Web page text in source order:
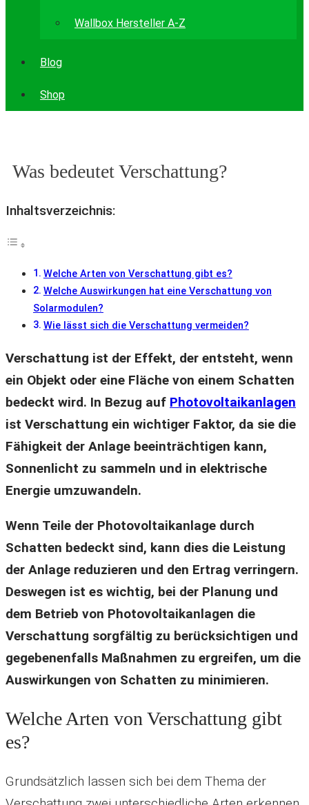
Wallbox Hersteller A-Z
Blog
Shop
Was bedeutet Verschattung?
Inhaltsverzeichnis:
Welche Arten von Verschattung gibt es?
Welche Auswirkungen hat eine Verschattung von
Solarmodulen?
Wie lässt sich die Verschattung vermeiden?
Verschattung ist der Effekt, der entsteht, wenn
ein Objekt oder eine Fläche von einem Schatten
bedeckt wird. In Bezug auf Photovoltaikanlagen
ist Verschattung ein wichtiger Faktor, da sie die
Fähigkeit der Anlage beeinträchtigen kann,
Sonnenlicht zu sammeln und in elektrische
Energie umzuwandeln.
Wenn Teile der Photovoltaikanlage durch
Schatten bedeckt sind, kann dies die Leistung
der Anlage reduzieren und den Ertrag verringern.
Deswegen ist es wichtig, bei der Planung und
dem Betrieb von Photovoltaikanlagen die
Verschattung sorgfältig zu berücksichtigen und
gegebenenfalls Maßnahmen zu ergreifen, um die
Auswirkungen von Schatten zu minimieren.
Welche Arten von Verschattung gibt
es?
Grundsätzlich lassen sich bei dem Thema der